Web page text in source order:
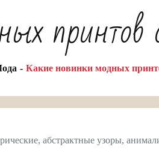
Какие новинки модных
абстрактные узоры,